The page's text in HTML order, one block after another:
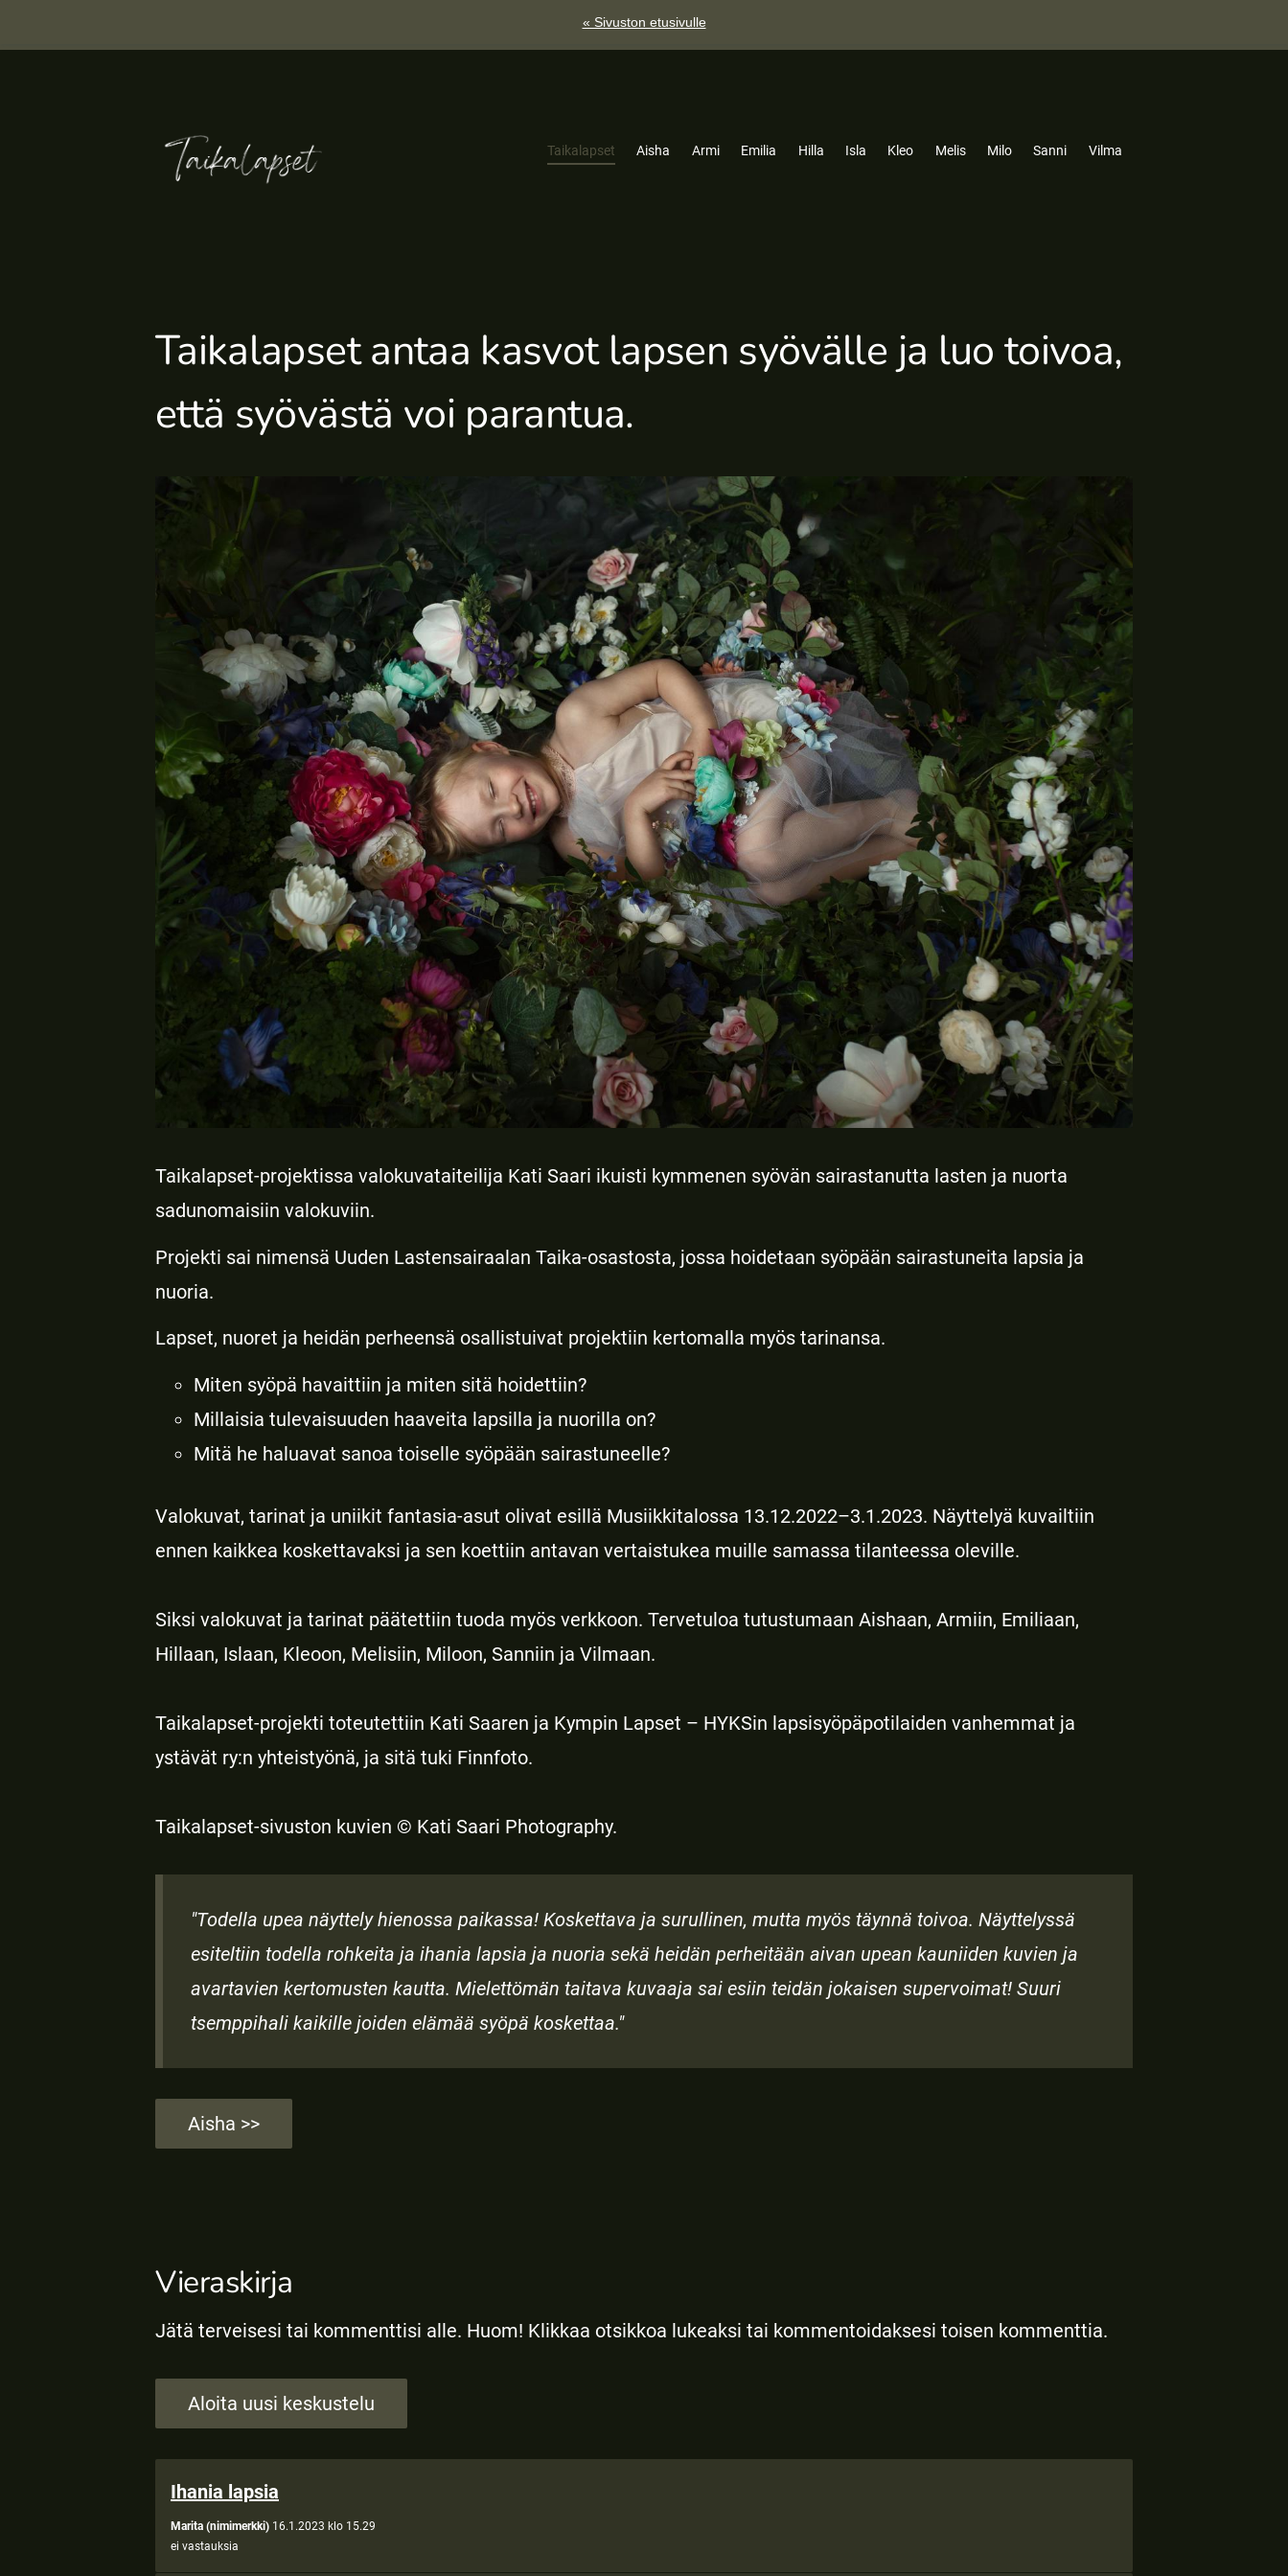
« Sivuston etusivulle
Taikalapset
Taikalapset Aisha Armi Emilia Hilla Isla Kleo Melis Milo Sanni Vilma
Taikalapset antaa kasvot lapsen syövälle ja luo toivoa,
että syövästä voi parantua.
Taikalapset-projektissa valokuvataiteilija Kati Saari ikuisti kymmenen syövän sairastanutta lasten ja nuorta
sadunomaisiin valokuviin.
Projekti sai nimensä Uuden Lastensairaalan Taika-osastosta, jossa hoidetaan syöpään sairastuneita lapsia ja
nuoria.
Lapset, nuoret ja heidän perheensä osallistuivat projektiin kertomalla myös tarinansa.
Miten syöpä havaittiin ja miten sitä hoidettiin?
Millaisia tulevaisuuden haaveita lapsilla ja nuorilla on?
Mitä he haluavat sanoa toiselle syöpään sairastuneelle?
Valokuvat, tarinat ja uniikit fantasia-asut olivat esillä Musiikkitalossa 13.12.2022–3.1.2023. Näyttelyä kuvailtiin
ennen kaikkea koskettavaksi ja sen koettiin antavan vertaistukea muille samassa tilanteessa oleville.
Siksi valokuvat ja tarinat päätettiin tuoda myös verkkoon. Tervetuloa tutustumaan Aishaan, Armiin, Emiliaan,
Hillaan, Islaan, Kleoon, Melisiin, Miloon, Sanniin ja Vilmaan.
Taikalapset-projekti toteutettiin Kati Saaren ja Kympin Lapset – HYKSin lapsisyöpäpotilaiden vanhemmat ja
ystävät ry:n yhteistyönä, ja sitä tuki Finnfoto.
Taikalapset-sivuston kuvien © Kati Saari Photography.
"Todella upea näyttely hienossa paikassa! Koskettava ja surullinen, mutta myös täynnä toivoa. Näyttelyssä
esiteltiin todella rohkeita ja ihania lapsia ja nuoria sekä heidän perheitään aivan upean kauniiden kuvien ja
avartavien kertomusten kautta. Mielettömän taitava kuvaaja sai esiin teidän jokaisen supervoimat! Suuri
tsemppihali kaikille joiden elämää syöpä koskettaa."
Aisha >>
Vieraskirja
Jätä terveisesi tai kommenttisi alle. Huom! Klikkaa otsikkoa lukeaksi tai kommentoidaksesi toisen kommenttia.
Aloita uusi keskustelu
Ihania lapsia
Marita (nimimerkki) 16.1.2023 klo 15.29
ei vastauksia